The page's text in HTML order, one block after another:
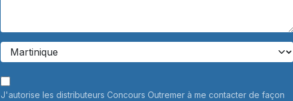
J'autorise les distributeurs Concours Outremer à me contacter de façon